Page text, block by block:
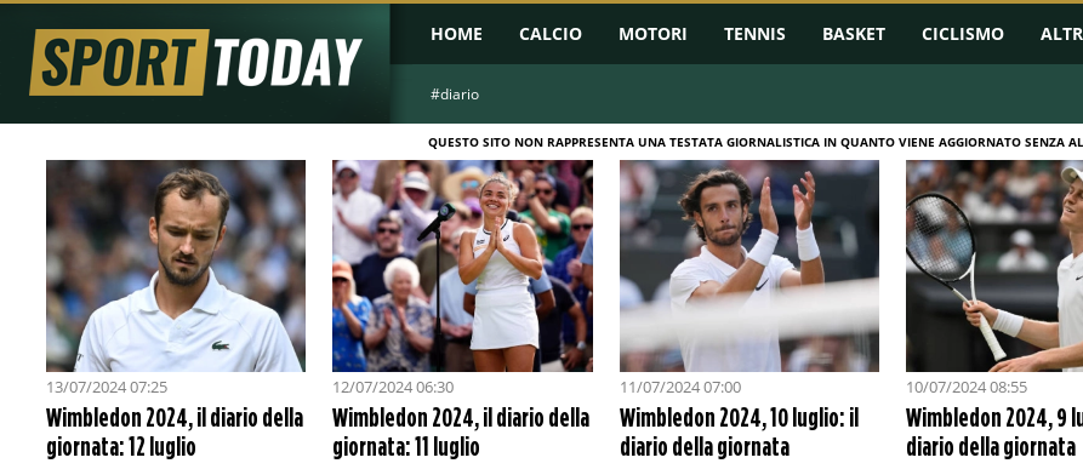
HOME CALCIO MOTORI TENNIS BASKET CICLISMO
#diario
QUESTO SITO NON RAPPRESENTA UNA TESTATA GIORNALISTICA IN QUANTO VIENE AGGIORNATO SENZA
13/07/2024 07:25
Wimbledon 2024, il diario della
giornata: 12 luglio
12/07/2024 06:30
Wimbledon 2024, il diario della
giornata: 11 luglio
11/07/2024 07:00
Wimbledon 2024, 10 luglio: il
diario della giornata
10/07/2024 08:55
Wimbledon 2024, 9
diario della giornata